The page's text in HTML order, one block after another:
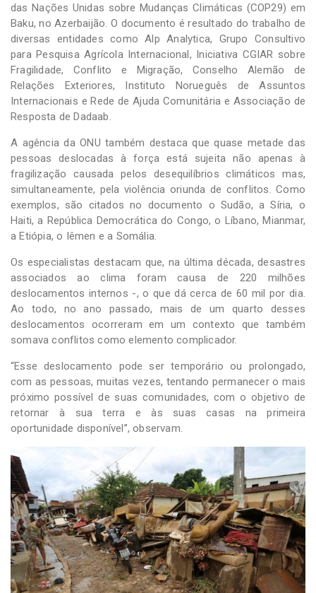
das Nações Unidas sobre Mudanças Climáticas (COP29) em
Baku, no Azerbaijão. O documento é resultado do trabalho de
diversas entidades como Alp Analytica, Grupo Consultivo
para Pesquisa Agrícola Internacional, Iniciativa CGIAR sobre
Fragilidade, Conflito e Migração, Conselho Alemão de
Relações Exteriores, Instituto Norueguês de Assuntos
Internacionais e Rede de Ajuda Comunitária e Associação de
Resposta de Dadaab.
A agência da ONU também destaca que quase metade das
pessoas deslocadas à força está sujeita não apenas à
fragilização causada pelos desequilíbrios climáticos mas,
simultaneamente, pela violência oriunda de conflitos. Como
exemplos, são citados no documento o Sudão, a Síria, o
Haiti, a República Democrática do Congo, o Líbano, Mianmar,
a Etiópia, o Iêmen e a Somália.
Os especialistas destacam que, na última década, desastres
associados ao clima foram causa de 220 milhões
deslocamentos internos -, o que dá cerca de 60 mil por dia.
Ao todo, no ano passado, mais de um quarto desses
deslocamentos ocorreram em um contexto que também
somava conflitos como elemento complicador.
“Esse deslocamento pode ser temporário ou prolongado,
com as pessoas, muitas vezes, tentando permanecer o mais
próximo possível de suas comunidades, com o objetivo de
retornar à sua terra e às suas casas na primeira
oportunidade disponível”, observam.